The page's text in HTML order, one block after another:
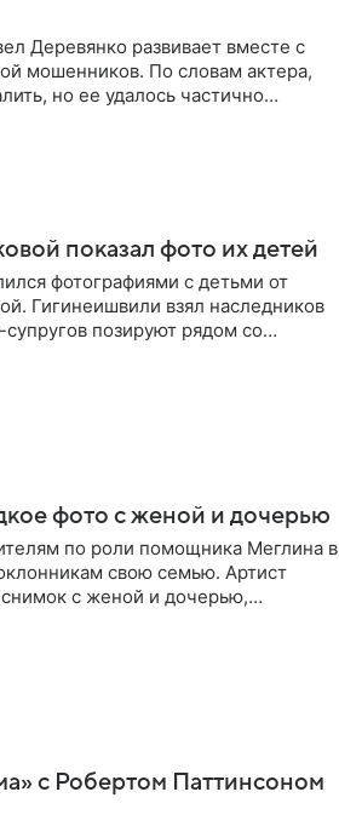
Деревянко развивает вместе с
мошенников. По словам актера,
но ее удалось частично
показал фото их детей
фотографиями с детьми от
Гигинеишвили взял наследников
позируют рядом со
фото с женой и дочерью
по роли помощника Меглина в
свою семью. Артист
с женой и дочерью,
с Робертом Паттинсоном